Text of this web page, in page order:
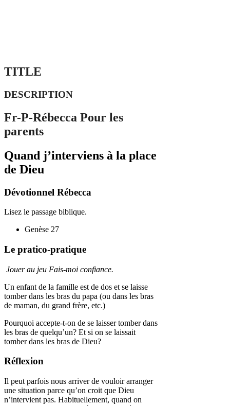
TITLE
DESCRIPTION
Fr-P-Rébecca Pour les
parents
Quand j’interviens à la place
de Dieu
Dévotionnel Rébecca
Lisez le passage biblique.
Genèse 27
Le pratico-pratique
Jouer au jeu Fais-moi confiance.
Un enfant de la famille est de dos et se laisse
tomber dans les bras du papa (ou dans les bras
de maman, du grand frère, etc.)
Pourquoi accepte-t-on de se laisser tomber dans
les bras de quelqu’un? Et si on se laissait
tomber dans les bras de Dieu?
Réflexion
Il peut parfois nous arriver de vouloir arranger
une situation parce qu’on croit que Dieu
n’intervient pas. Habituellement, quand on